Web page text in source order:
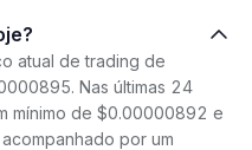
atual de trading de
Nas últimas 24
mínimo de $0.00000892 e
por um